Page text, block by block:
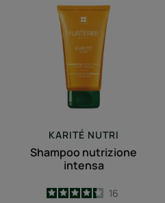
nutrizione
intensa
KARITÉ NUTRI
Shampoo nutrizione
intensa
4.3
/5
16